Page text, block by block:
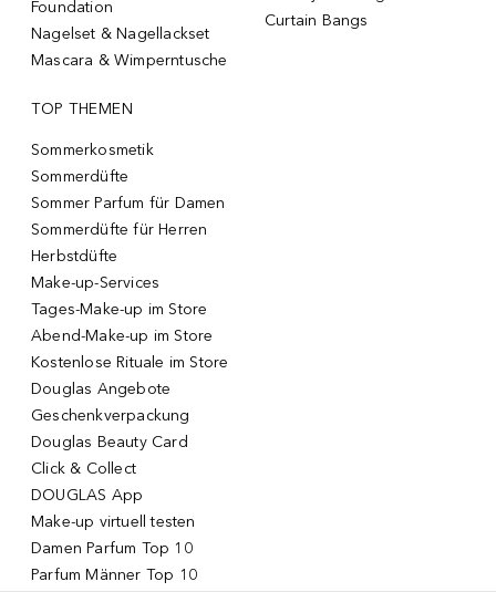
Foundation
Nagelset & Nagellackset
Mascara & Wimperntusche
Curtain Bangs
TOP THEMEN
Sommerkosmetik
Sommerdüfte
Sommer Parfum für Damen
Sommerdüfte für Herren
Herbstdüfte
Make-up-Services
Tages-Make-up im Store
Abend-Make-up im Store
Kostenlose Rituale im Store
Douglas Angebote
Geschenkverpackung
Douglas Beauty Card
Click & Collect
DOUGLAS App
Make-up virtuell testen
Damen Parfum Top 10
Parfum Männer Top 10